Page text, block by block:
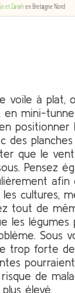
et Zarahen Bretagne Nord
voile à plat,
en mini-
positionner
des
que le vent
Pensez
afin
cultures,
tout de
les légumes
Sous
trop forte
de
élevé.